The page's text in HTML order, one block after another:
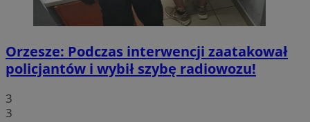
Orzesze: Podczas interwencji zaatakował
policjantów i wybił szybę radiowozu!
3
3